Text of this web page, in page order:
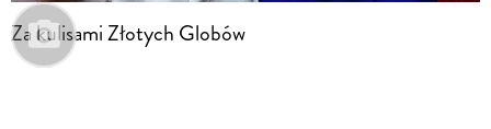
Za kulisami Złotych Globów